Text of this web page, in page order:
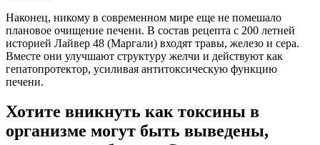
Наконец, никому в современном мире еще не помешало
плановое очищение печени. В состав рецепта с 200 летней
историей Лайвер 48 (Маргали) входят травы, железо и сера.
Вместе они улучшают структуру желчи и действуют как
гепатопротектор, усиливая антитоксическую функцию
печени.
Хотите вникнуть как токсины в
организме могут быть выведены,